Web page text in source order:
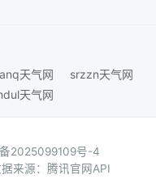
天气网
srzzn天气网
天气网
2025099109号-4
来源：腾讯官网API